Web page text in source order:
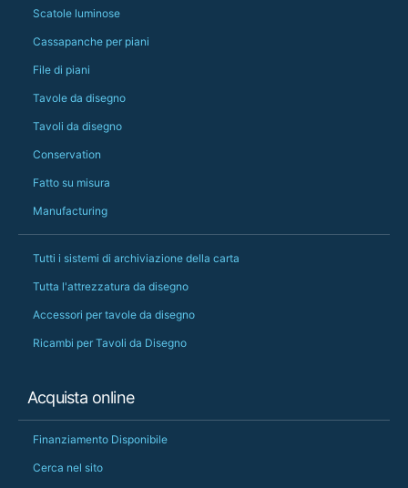
Scatole luminose
Cassapanche per piani
File di piani
Tavole da disegno
Tavoli da disegno
Conservation
Fatto su misura
Manufacturing
Tutti i sistemi di archiviazione della carta
Tutta l'attrezzatura da disegno
Accessori per tavole da disegno
Ricambi per Tavoli da Disegno
Acquista online
Finanziamento Disponibile
Cerca nel sito